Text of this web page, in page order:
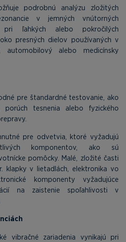
podrobnú analýzu zložitých
v jemných vnútorných
pri ľahkých alebo pokročilých
presných dielov používaných v
automobilový alebo medicínsky
pre štandardné testovanie, ako
porúch tesnenia alebo fyzického
pre odvetvia, ktoré vyžadujú
komponentov, ako sú
pomôcky. Malé, zložité časti
klapky v lietadlách, elektronika vo
komponenty vyžadujúce
na zaistenie spoľahlivosti v
vibračné zariadenia vynikajú pri